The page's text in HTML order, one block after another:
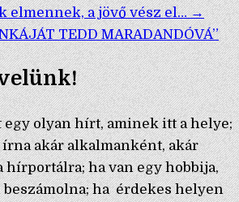
elmennek, a jövő vész el… →
TEDD MARADANDÓVÁ”
egy olyan hírt, aminek itt a helye;
akár alkalmanként, akár
hírportálra; ha van egy hobbija,
ha érdekes helyen